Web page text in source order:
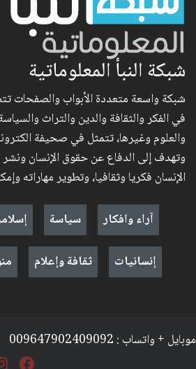
شبكة النبأ المعلوماتية
شبكة واسعة متعددة الأبواب والصفحات
في الفكر والثقافة والدين والتراث
والعلوم وغيرها، تتمثل في صحيفة
وتهدف إلى الدفاع عن حقوق الإنسان ونشر
الإنسان فكريا وثقافيا، وتطوير مهاراته
آراء وافكار
سياسة
إنسانيات
ثقافة وإعلام
موبايل + واتساب : 009647902409092